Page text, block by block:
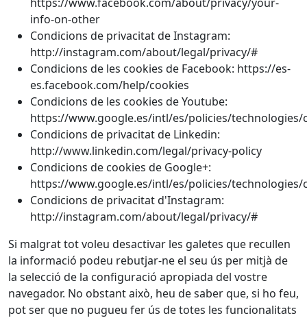
info-on-other
Condicions de privacitat de Instagram:
http://instagram.com/about/legal/privacy/#
Condicions de les cookies de Facebook: https://es-
es.facebook.com/help/cookies
Condicions de les cookies de Youtube:
https://www.google.es/intl/es/policies/technologies/
Condicions de privacitat de Linkedin:
http://www.linkedin.com/legal/privacy-policy
Condicions de cookies de Google+:
https://www.google.es/intl/es/policies/technologies/
Condicions de privacitat d'Instagram:
http://instagram.com/about/legal/privacy/#
Si malgrat tot voleu desactivar les galetes que recullen
la informació podeu rebutjar-ne el seu ús per mitjà de
la selecció de la configuració apropiada del vostre
navegador. No obstant això, heu de saber que, si ho feu,
pot ser que no pugueu fer ús de totes les funcionalitats